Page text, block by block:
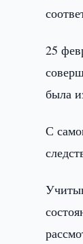
25
была
С